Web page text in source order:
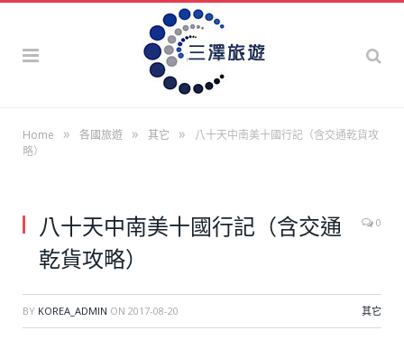
Home » 各國旅遊 » 其它 »
八十天中南美十國行記（含交通乾貨攻
略）
八十天中南美十國行記（含交通
乾貨攻略）
0
BY KOREA_ADMIN ON 2017-08-20 其它